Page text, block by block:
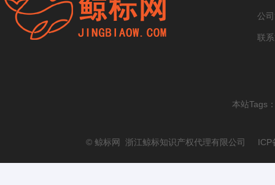
公
联
本站Tags
© 鲸标网 浙江鲸标知识产权代理有限公司 ICP